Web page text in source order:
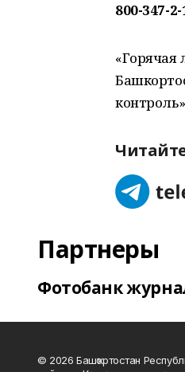
800-347-
«Горячая
Партнеры
Фотобанк
© 2026 Башҡортостан